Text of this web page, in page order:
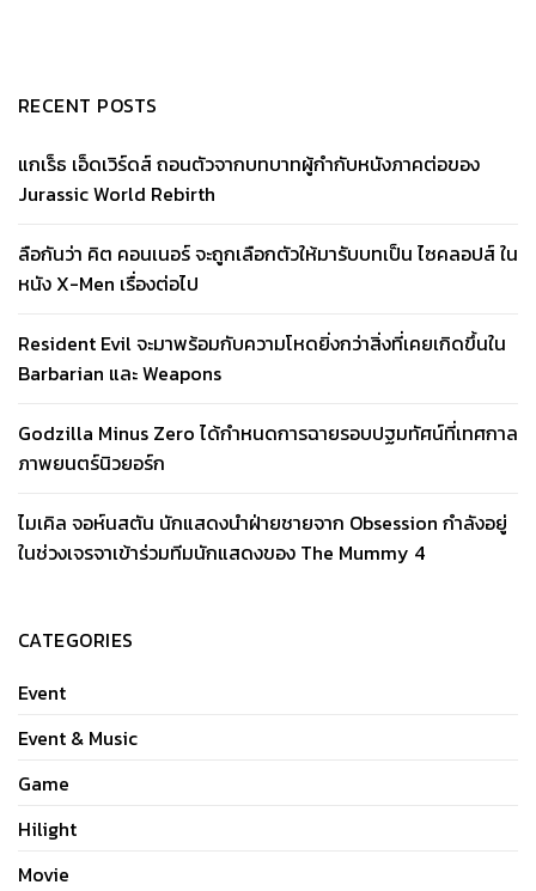
RECENT POSTS
แกเร็ธ เอ็ดเวิร์ดส์ ถอนตัวจากบทบาทผู้กำกับหนังภาคต่อของ
Jurassic World Rebirth
ลือกันว่า คิต คอนเนอร์ จะถูกเลือกตัวให้มารับบทเป็น ไซคลอปส์ ใน
หนัง X-Men เรื่องต่อไป
Resident Evil จะมาพร้อมกับความโหดยิ่งกว่าสิ่งที่เคยเกิดขึ้นใน
Barbarian และ Weapons
Godzilla Minus Zero ได้กำหนดการฉายรอบปฐมทัศน์ที่เทศกาล
ภาพยนตร์นิวยอร์ก
ไมเคิล จอห์นสตัน นักแสดงนำฝ่ายชายจาก Obsession กำลังอยู่
ในช่วงเจรจาเข้าร่วมทีมนักแสดงของ The Mummy 4
CATEGORIES
Event
Event & Music
Game
Hilight
Movie